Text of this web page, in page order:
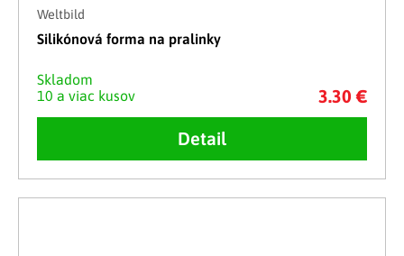
Weltbild
Silikónová forma na pralinky
Skladom
10 a viac kusov
3.30 €
Detail